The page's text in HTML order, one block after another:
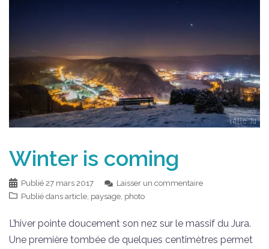
Winter is coming
Publié 27 mars 2017
Laisser un commentaire
Publié dans article paysage photo
L’hiver pointe doucement son nez sur le massif du Jura.
Une première tombée de quelques centimètres permet